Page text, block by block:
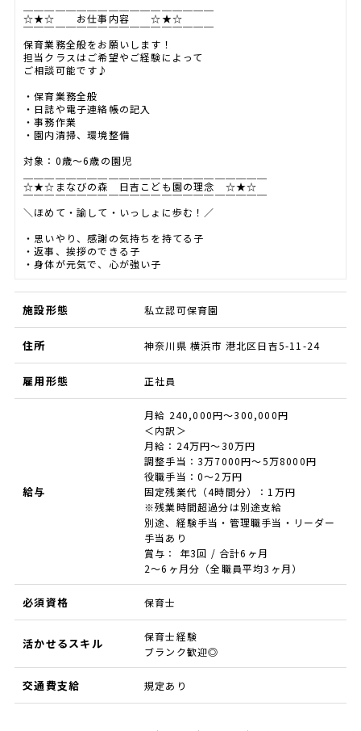
☆★☆ お仕事内容 ☆★☆
￣￣￣￣￣￣￣￣￣￣￣￣￣￣￣￣￣￣
保育業務全般をお願いします！
担当クラスはご希望やご経験によって
ご相談可能です♪
・保育業務全般
・日誌や電子連絡帳の記入
・事務作業
・園内清掃、環境整備
対象：0歳～6歳の園児
☆★☆まなびの森 日吉こども園の理念 ☆★☆
￣￣￣￣￣￣￣￣￣￣￣￣￣￣￣￣￣￣￣￣￣￣￣
＼ほめて・諭して・いっしょに歩む！／
・思いやり、感謝の気持ちを持てる子
・返事、挨拶のできる子
・身体が元気で、心が強い子
施設形態 私立認可保育園
住所 神奈川県 横浜市 港北区日吉5-11-24
雇用形態 正社員
給与
月給 240,000円～300,000円
＜内訳＞
月給：24万円～30万円
調整手当：3万7000円～5万8000円
役職手当：0～2万円
固定残業代（4時間分）：1万円
※残業時間超過分は別途支給
別途、経験手当・管理職手当・リーダー
手当あり
賞与： 年3回 / 合計6ヶ月
2～6ヶ月分（全職員平均3ヶ月）
必須資格 保育士
活かせるスキル
保育士経験
ブランク歓迎◎
交通費支給 規定あり